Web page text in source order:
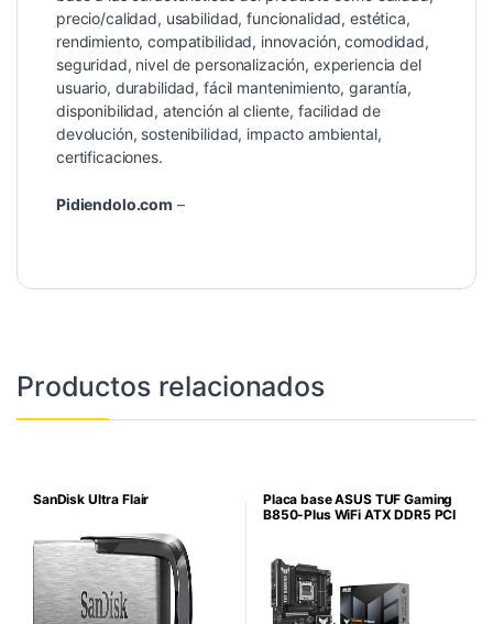
na
de 5
precio/calidad, usabilidad, funcionalidad, estética,
rendimiento, compatibilidad, innovación, comodidad,
seguridad, nivel de personalización, experiencia del
usuario, durabilidad, fácil mantenimiento, garantía,
disponibilidad, atención al cliente, facilidad de
devolución, sostenibilidad, impacto ambiental,
certificaciones.
Pidiendolo.com –
Productos relacionados
SanDisk Ultra Flair
Placa base ASUS TUF Gaming
B850-Plus WiFi ATX DDR5 PCI